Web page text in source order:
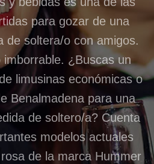
para gozar de una
de soltera/o con amigos.
imborrable. ¿Buscas un
limusinas económicas o
Benalmadena para una
de soltero/a? Cuenta
modelos actuales
de la marca Hummer